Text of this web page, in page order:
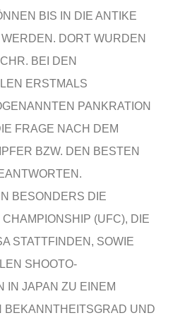
BIS IN DIE ANTIKE
DORT WURDEN
BEI DEN
ERSTMALS
PANKRATION
FRAGE NACH DEM
BZW. DEN BESTEN
BESONDERS DIE
(UFC), DIE
STATTFINDEN, SOWIE
SHOOTO-
IN JAPAN ZU EINEM
BEKANNTHEITSGRAD UND I